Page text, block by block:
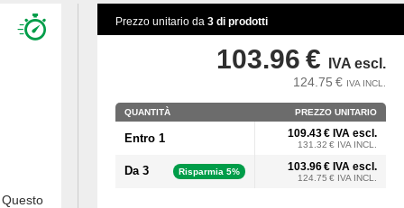
Prezzo unitario da 3 di prodotti
QUANTITÀ PREZZO UNITARIO
Entro 1 109.43 € IVA escl.
131.32 € IVA INCL.
Da 3 Risparmia 5% 103.96 € IVA escl.
124.75 € IVA INCL.
103.96 € IVA escl.
124.75 € IVA INCL.